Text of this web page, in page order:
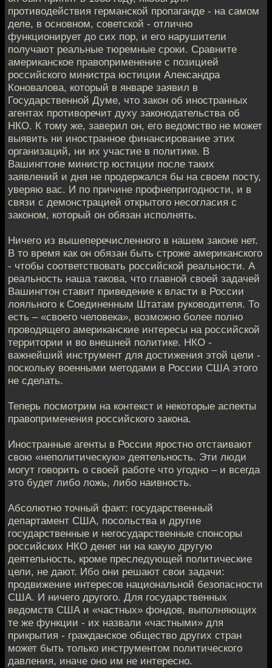
противодействия германской пропаганде - на самом
деле, в основном, советской - отлично
функционирует до сих пор, и его нарушители
получают реальные тюремные сроки. Сравните
американское правоприменение с позицией
российского министра юстиции Александра
Коновалова, который в январе заявил в
Государственной Думе, что закон об иностранных
агентах противоречит духу законодательства об
НКО. К тому же, заверил он, его ведомство не может
выявить ни иностранное финансирование этих
организаций, ни их участие в политике. В
Вашингтоне министр юстиции после таких
заявлений и дня не продержался бы на своем посту,
уверяю вас. И по причине профнепригодности, и в
связи с демонстрацией открытого несогласия с
законом, который он обязан исполнять.
Ничего из вышеперечисленного в нашем законе нет.
В то время как он обязан быть строже американского
- чтобы соответствовать российской реальности. А
реальность наша такова, что главной своей задачей
Вашингтон ставит приведение к власти в России
лояльного к Соединенным Штатам руководителя. То
есть – «своего человека», возможно более полно
проводящего американские интересы на российской
территории и во внешней политике. НКО -
важнейший инструмент для достижения этой цели -
поскольку военными методами в России США этого
не сделать.
Теперь посмотрим на контекст и некоторые аспекты
правоприменения российского закона.
Иностранные агенты в России яростно отстаивают
свою «неполитическую» деятельность. Эти люди
могут говорить о своей работе что угодно – и всегда
это будет либо ложь, либо наивность.
Абсолютно точный факт: государственный
департамент США, посольства и другие
государственные и негосударственные спонсоры
российских НКО денег ни на какую другую
деятельность, кроме преследующей политические
цели, не дают. Ибо они решают свои задачи:
продвижение интересов национальной безопасности
США. И ничего другого. Для государственных
ведомств США и «частных» фондов, выполняющих
те же функции - их назвали «частными» для
прикрытия - гражданское общество других стран
может быть только инструментом политического
давления, иначе оно им не интересно.